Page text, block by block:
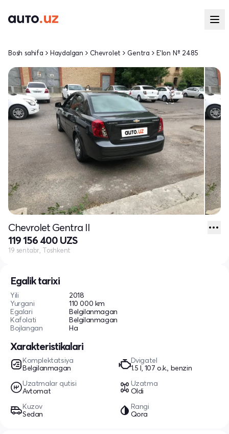
Egalik tarixi
Yili
2018
Yurgani
110 000 km
Egalari
Belgilanmagan
Kafolati
Belgilanmagan
Bojlangan
Ha
Xarakteristikalari
Komplektatsiya
Belgilanmagan
Dvigatel
1.5 l, 107 o.k., benzin
Uzatmalar qutisi
Avtomat
Uzatma
Oldi
Kuzov
Sedan
Rangi
Qora
Bosh sahifa Haydalgan Chevrolet Gentra E'lon № 2485
Chevrolet Gentra II
119 156 400 UZS
19 sentabr, Toshkent